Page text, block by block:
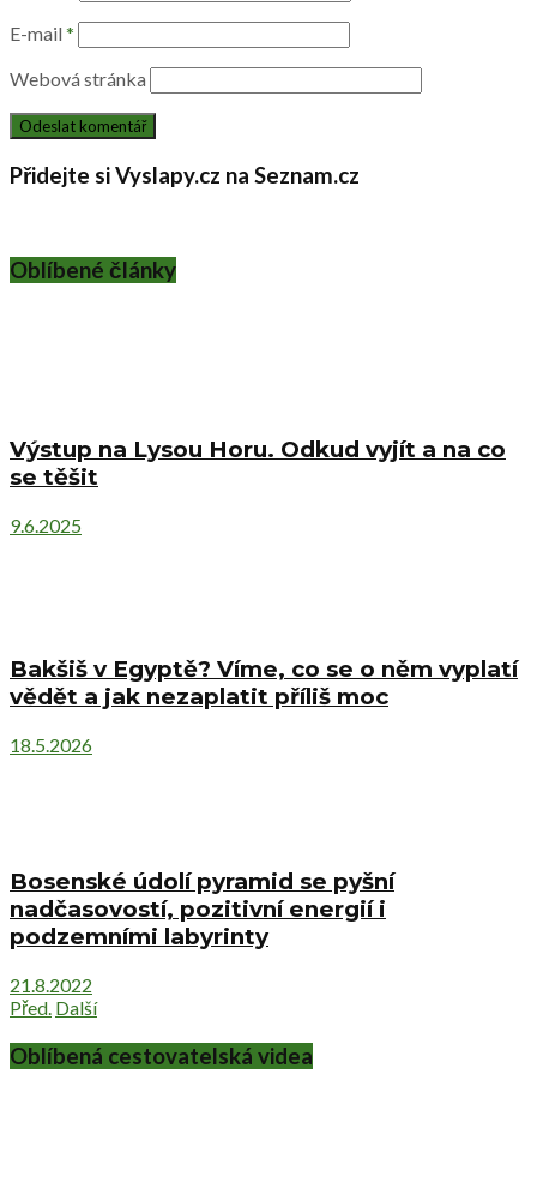
E-mail *
Webová stránka
Přidejte si Vyslapy.cz na Seznam.cz
Oblíbené články
Výstup na Lysou Horu. Odkud vyjít a na co
se těšit
9.6.2025
Bakšiš v Egyptě? Víme, co se o něm vyplatí
vědět a jak nezaplatit příliš moc
18.5.2026
Bosenské údolí pyramid se pyšní
nadčasovostí, pozitivní energií i
podzemními labyrinty
21.8.2022
Před. Další
Oblíbená cestovatelská videa